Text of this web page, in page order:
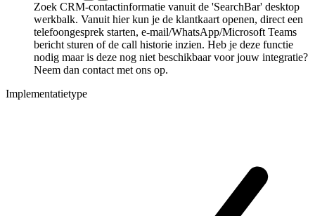
Zoek CRM-contactinformatie vanuit de 'SearchBar' desktop
werkbalk. Vanuit hier kun je de klantkaart openen, direct een
telefoongesprek starten, e-mail/WhatsApp/Microsoft Teams
bericht sturen of de call historie inzien. Heb je deze functie
nodig maar is deze nog niet beschikbaar voor jouw integratie?
Neem dan contact met ons op.
Implementatietype